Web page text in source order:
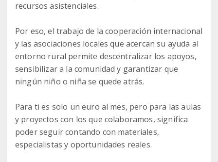
recursos asistenciales.
Por eso, el trabajo de la cooperación internacional
y las asociaciones locales que acercan su ayuda al
entorno rural permite descentralizar los apoyos,
sensibilizar a la comunidad y garantizar que
ningún niño o niña se quede atrás.
Para ti es solo un euro al mes, pero para las aulas
y proyectos con los que colaboramos, significa
poder seguir contando con materiales,
especialistas y oportunidades reales.